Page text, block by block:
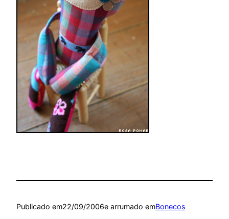
Publicado em22/09/2006e arrumado emBonecos